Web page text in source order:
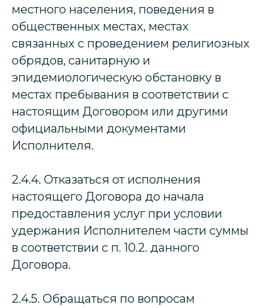
местного населения, поведения в
общественных местах, местах
связанных с проведением религиозных
обрядов, санитарную и
эпидемиологическую обстановку в
местах пребывания в соответствии с
настоящим Договором или другими
официальными документами
Исполнителя.
2.4.4. Отказаться от исполнения
настоящего Договора до начала
предоставления услуг при условии
удержания Исполнителем части суммы
в соответствии с п. 10.2. данного
Договора.
2.4.5. Обращаться по вопросам